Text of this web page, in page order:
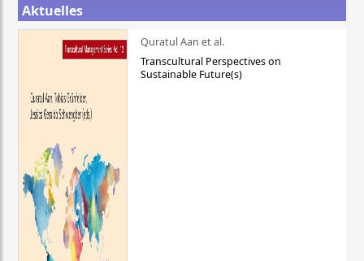
Aktuelles
Quratul Aan et al.
Transcultural Perspectives on
Sustainable Future(s)